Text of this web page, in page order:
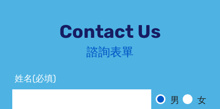
Contact Us
諮詢表單
姓名(必填)
男
女